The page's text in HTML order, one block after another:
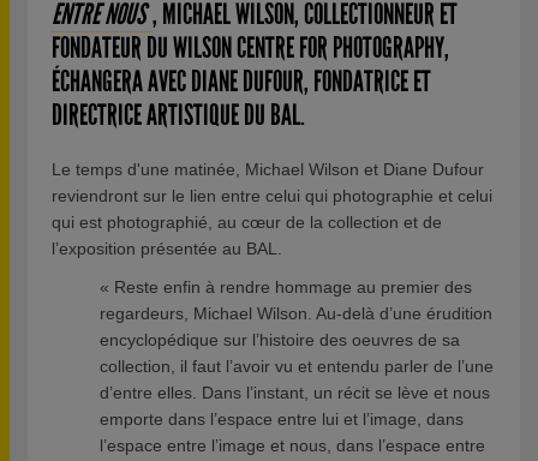
ENTRE NOUS , MICHAEL WILSON, COLLECTIONNEUR ET
FONDATEUR DU WILSON CENTRE FOR PHOTOGRAPHY,
ÉCHANGERA AVEC DIANE DUFOUR, FONDATRICE ET
DIRECTRICE ARTISTIQUE DU BAL.
Le temps d'une matinée, Michael Wilson et Diane Dufour
reviendront sur le lien entre celui qui photographie et celui
qui est photographié, au cœur de la collection et de
l’exposition présentée au BAL.
« Reste enfin à rendre hommage au premier des
regardeurs, Michael Wilson. Au-delà d’une érudition
encyclopédique sur l’histoire des oeuvres de sa
collection, il faut l’avoir vu et entendu parler de l’une
d’entre elles. Dans l’instant, un récit se lève et nous
emporte dans l’espace entre lui et l’image, dans
l’espace entre l’image et nous, dans l’espace entre